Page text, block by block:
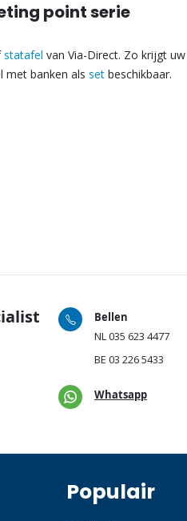
point serie
statafel van Via-Direct. Zo krijgt uw
met banken als set beschikbaar.
Bellen
NL035 623 4477
BE 03 226 5433
Whatsapp
Populair